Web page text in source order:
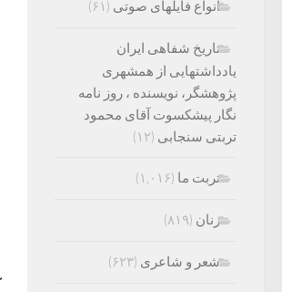
انواع فایلهای صوتی (۶۱)
تاریخ شفاهی ایران
یادداشتهایی از همشهری
پژوهشگر، نویسنده ، روز نامه
نگار پیشکسوت آقای محمود
تربتی سنجابی (۱۲)
تربت ما (۱,۰۱۶)
زنان (۸۱۹)
شعر و شاعری (۶۲۳)